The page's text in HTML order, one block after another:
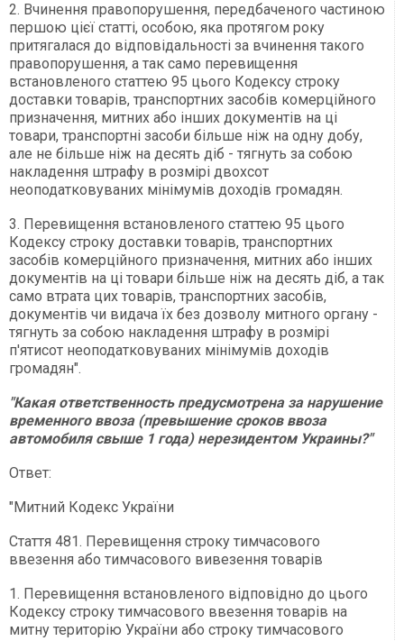
2. Вчинення правопорушення, передбаченого частиною
першою цієї статті, особою, яка протягом року
притягалася до відповідальності за вчинення такого
правопорушення, а так само перевищення
встановленого статтею 95 цього Кодексу строку
доставки товарів, транспортних засобів комерційного
призначення, митних або інших документів на ці
товари, транспортні засоби більше ніж на одну добу,
але не більше ніж на десять діб - тягнуть за собою
накладення штрафу в розмірі двохсот
неоподатковуваних мінімумів доходів громадян.
3. Перевищення встановленого статтею 95 цього
Кодексу строку доставки товарів, транспортних
засобів комерційного призначення, митних або інших
документів на ці товари більше ніж на десять діб, а так
само втрата цих товарів, транспортних засобів,
документів чи видача їх без дозволу митного органу -
тягнуть за собою накладення штрафу в розмірі
п'ятисот неоподатковуваних мінімумів доходів
громадян".
"Какая ответственность предусмотрена за нарушение
временного ввоза (превышение сроков ввоза
автомобиля свыше 1 года) нерезидентом Украины?"
Ответ:
"Митний Кодекс України
Стаття 481. Перевищення строку тимчасового
ввезення або тимчасового вивезення товарів
1. Перевищення встановленого відповідно до цього
Кодексу строку тимчасового ввезення товарів на
митну територію України або строку тимчасового